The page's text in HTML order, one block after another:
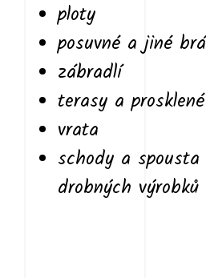
ploty
posuvné a jiné
zábradlí
terasy a
vrata
schody a
drobných výrobků